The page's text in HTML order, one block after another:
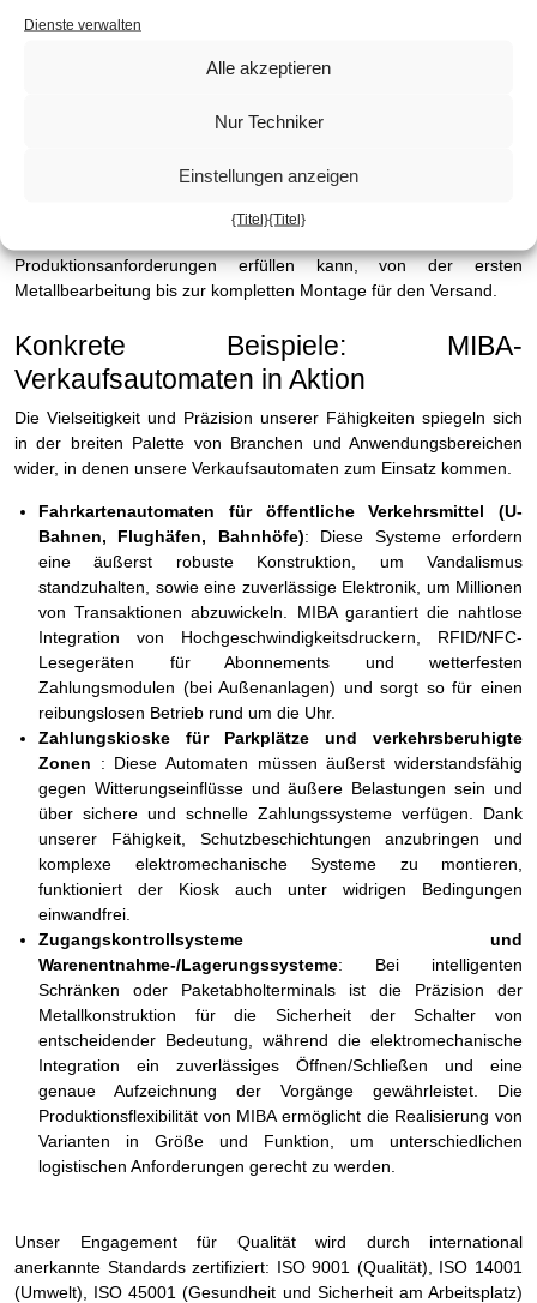
Dienste verwalten
Alle akzeptieren
Nur Techniker
Einstellungen anzeigen
{Titel}{Titel}
möchten und dabei die Qualität und Zuverlässigkeit ihrer Produkte
konsolidieren möchten. Dies ist besonders wichtig für Hersteller
entscheidend für die Kundenzufriedenheit und die Senkung der
Metallbearbeitung, einen kontinuierlichen technischen Support,
Montagearbeiten und ein Netzwerk strukturierter Partnerschaften,
ergänzt durch eine effiziente Logistik. MIBA ist ein einziger
Produktionsanforderungen erfüllen kann, von der ersten
Metallbearbeitung bis zur kompletten Montage für den Versand.
Konkrete Beispiele: MIBA-
Verkaufsautomaten in Aktion
Die Vielseitigkeit und Präzision unserer Fähigkeiten spiegeln sich
in der breiten Palette von Branchen und Anwendungsbereichen
wider, in denen unsere Verkaufsautomaten zum Einsatz kommen.
Fahrkartenautomaten für öffentliche Verkehrsmittel (U-
Bahnen, Flughäfen, Bahnhöfe): Diese Systeme erfordern
eine äußerst robuste Konstruktion, um Vandalismus
standzuhalten, sowie eine zuverlässige Elektronik, um Millionen
von Transaktionen abzuwickeln. MIBA garantiert die nahtlose
Integration von Hochgeschwindigkeitsdruckern, RFID/NFC-
Lesegeräten für Abonnements und wetterfesten
Zahlungsmodulen (bei Außenanlagen) und sorgt so für einen
reibungslosen Betrieb rund um die Uhr.
Zahlungskioske für Parkplätze und verkehrsberuhigte
Zonen : Diese Automaten müssen äußerst widerstandsfähig
gegen Witterungseinflüsse und äußere Belastungen sein und
über sichere und schnelle Zahlungssysteme verfügen. Dank
unserer Fähigkeit, Schutzbeschichtungen anzubringen und
komplexe elektromechanische Systeme zu montieren,
funktioniert der Kiosk auch unter widrigen Bedingungen
einwandfrei.
Zugangskontrollsysteme und
Warenentnahme-/Lagerungssysteme: Bei intelligenten
Schränken oder Paketabholterminals ist die Präzision der
Metallkonstruktion für die Sicherheit der Schalter von
entscheidender Bedeutung, während die elektromechanische
Integration ein zuverlässiges Öffnen/Schließen und eine
genaue Aufzeichnung der Vorgänge gewährleistet. Die
Produktionsflexibilität von MIBA ermöglicht die Realisierung von
Varianten in Größe und Funktion, um unterschiedlichen
logistischen Anforderungen gerecht zu werden.
Unser Engagement für Qualität wird durch international
anerkannte Standards zertifiziert: ISO 9001 (Qualität), ISO 14001
(Umwelt), ISO 45001 (Gesundheit und Sicherheit am Arbeitsplatz)